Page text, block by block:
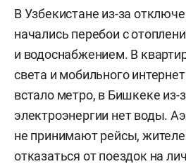
В Узбекистане из-за
начались перебои с
и водоснабжением. В
света и мобильного
встало метро, в Бишкеке из-
электроэнергии нет воды.
не принимают рейсы,
отказаться от поездок на